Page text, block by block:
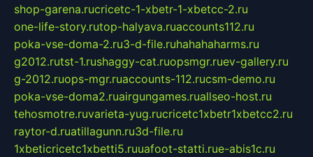
shop-garena.rucricetc-1-xbetr-1-xbetcc-2.ru
one-life-story.rutop-halyava.ruaccounts112.ru
poka-vse-doma-2.ru3-d-file.ruhahahaharms.ru
g2012.rutst-1.rushaggy-cat.ruopsmgr.ruev-gallery.ru
g-2012.ruops-mgr.ruaccounts-112.rucsm-demo.ru
poka-vse-doma2.ruairgungames.ruallseo-host.ru
tehosmotre.ruvarieta-yug.rucricetc1xbetr1xbetcc2.ru
raytor-d.ruatillagunn.ru3d-file.ru
1xbeticricetc1xbetti5.ruuafoot-statti.rue-abis1c.ru